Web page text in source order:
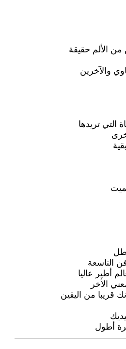
من الألم حقيقة
والآخرين
التي تريدها
التاسعة
أطير عاليا
الأخر
قريبا من اليقين
أطول